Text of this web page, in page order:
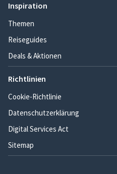
Inspiration
Themen
Reiseguides
Deals & Aktionen
Richtlinien
Cookie-Richtlinie
Datenschutzerklärung
Digital Services Act
Sitemap